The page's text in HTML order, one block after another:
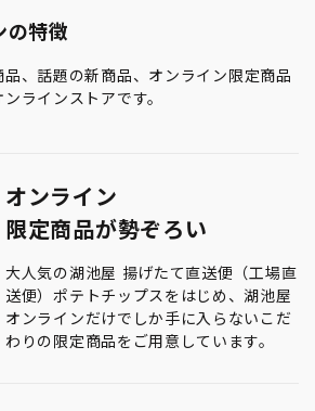
の特徴
、話題の新商品、オンライン限定商品
ラインストアです。
オンライン
限定商品が勢ぞろい
大人気の湖池屋 揚げたて直送便（工場直
送便）ポテトチップスをはじめ、湖池屋
オンラインだけでしか手に入らないこだ
わりの限定商品をご用意しています。